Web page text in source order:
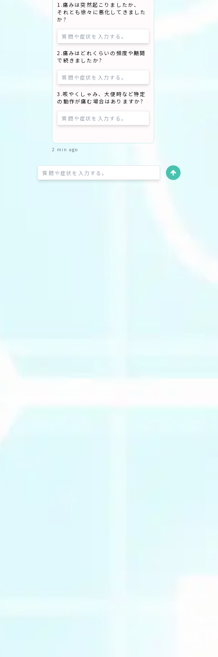
1.痛みは突然起こりましたか、
それとも徐々に悪化してきました
か?
2.痛みはどれくらいの頻度や期間
で続きましたか?
3.咳やくしゃみ、大便時など特定
の動作が痛む場合はありますか?
2 min ago